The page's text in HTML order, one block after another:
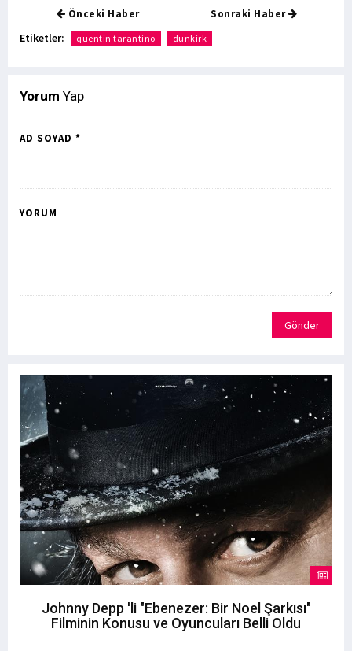
Önceki Haber Sonraki Haber
Etiketler: quentin tarantino dunkirk
Yorum Yap
AD SOYAD *
YORUM
Gönder
Johnny Depp 'li "Ebenezer: Bir Noel Şarkısı"
Filminin Konusu ve Oyuncuları Belli Oldu